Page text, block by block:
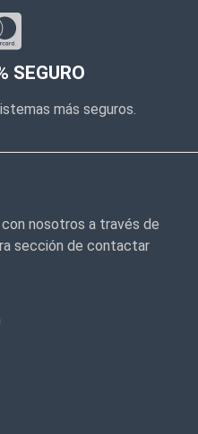
SEGURO
más seguros.
nosotros a través de
sección de contactar